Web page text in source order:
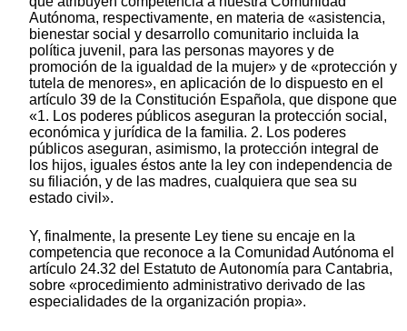
Autónoma, respectivamente, en materia de «asistencia,
bienestar social y desarrollo comunitario incluida la
política juvenil, para las personas mayores y de
promoción de la igualdad de la mujer» y de «protección y
tutela de menores», en aplicación de lo dispuesto en el
artículo 39 de la Constitución Española, que dispone que
«1. Los poderes públicos aseguran la protección social,
económica y jurídica de la familia. 2. Los poderes
públicos aseguran, asimismo, la protección integral de
los hijos, iguales éstos ante la ley con independencia de
su filiación, y de las madres, cualquiera que sea su
estado civil».
Y, finalmente, la presente Ley tiene su encaje en la
competencia que reconoce a la Comunidad Autónoma el
artículo 24.32 del Estatuto de Autonomía para Cantabria,
sobre «procedimiento administrativo derivado de las
especialidades de la organización propia».